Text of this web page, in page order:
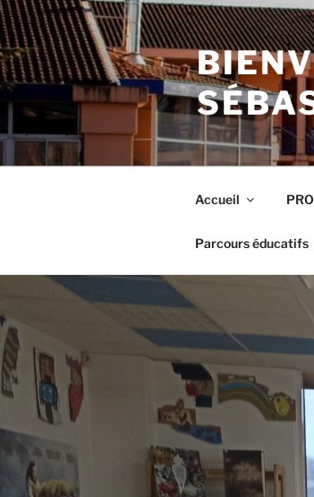
Aller
au
contenu
principal
Accueil
Parcours éducatifs